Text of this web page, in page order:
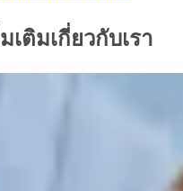
เติมเกี่ยวกับเรา